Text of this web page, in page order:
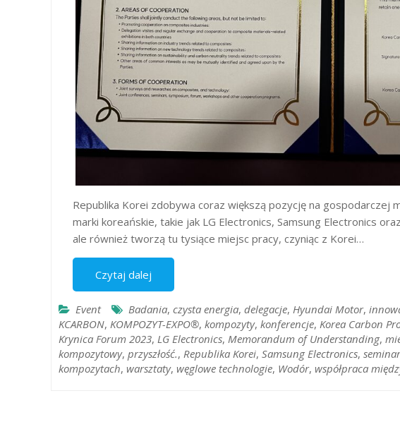
Republika Korei zdobywa coraz większą pozycję na gospodarczej
marki koreańskie, takie jak LG Electronics, Samsung Electronics
ale również tworzą tu tysiące miejsc pracy, czyniąc z Korei…
Czytaj dalej
Event Badania, czysta energia, delegacje, Hyundai Motor,
KCARBON, KOMPOZYT-EXPO®, kompozyty, konferencje, Korea Carbon
Krynica Forum 2023, LG Electronics, Memorandum of Understanding,
kompozytowy, przyszłość., Republika Korei, Samsung Electronics,
kompozytach, warsztaty, węglowe technologie, Wodór, współpraca